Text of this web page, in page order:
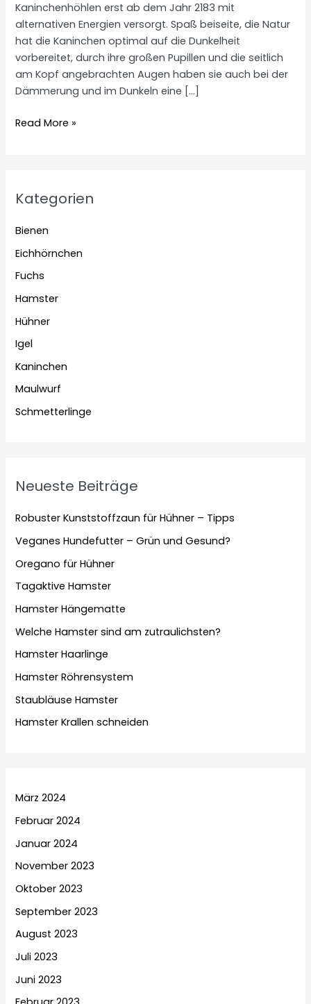
Kaninchenhöhlen erst ab dem Jahr 2183 mit
alternativen Energien versorgt. Spaß beiseite, die Natur
hat die Kaninchen optimal auf die Dunkelheit
vorbereitet, durch ihre großen Pupillen und die seitlich
am Kopf angebrachten Augen haben sie auch bei der
Dämmerung und im Dunkeln eine […]
Können
Read More »
Kategorien
Bienen
Eichhörnchen
Fuchs
Hamster
Hühner
Igel
Kaninchen
Maulwurf
Schmetterlinge
Neueste Beiträge
Robuster Kunststoffzaun für Hühner – Tipps
Veganes Hundefutter – Grün und Gesund?
Oregano für Hühner
Tagaktive Hamster
Hamster Hängematte
Welche Hamster sind am zutraulichsten?
Hamster Haarlinge
Hamster Röhrensystem
Staubläuse Hamster
Hamster Krallen schneiden
März 2024
Februar 2024
Januar 2024
November 2023
Oktober 2023
September 2023
August 2023
Juli 2023
Juni 2023